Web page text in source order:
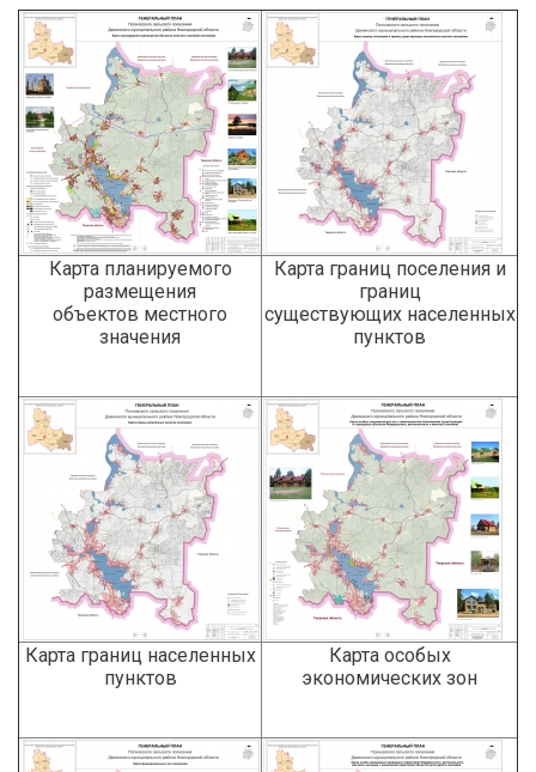
Карта планируемого
размещения
объектов местного
значения
Карта границ поселения и
границ
существующих населенных
пунктов
Карта границ населенных
пунктов
Карта особых
экономических зон